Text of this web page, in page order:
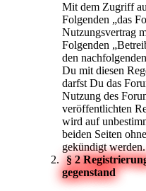
Mit dem Zugriff
Folgenden „das
Nutzungsvertrag
Folgenden
den
Du mit diesen
darfst Du das
Nutzung des
veröffentlichten
wird auf
beiden Seiten
gekündigt
§ 2
gegenstand